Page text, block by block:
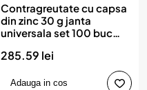
Contragreutate cu capsa
din zinc 30 g janta
universala set 100 buc
285.59 lei
Adauga in cos